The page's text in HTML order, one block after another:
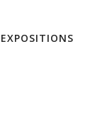
EXPOSITIONS